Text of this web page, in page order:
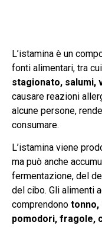
L’istamina è un
fonti alimentari, tra cui
stagionato, salumi,
causare reazioni
alcune persone,
consumare.
L’istamina viene
ma può anche
fermentazione, del
del cibo. Gli alimenti
comprendono tonno,
pomodori, fragole,